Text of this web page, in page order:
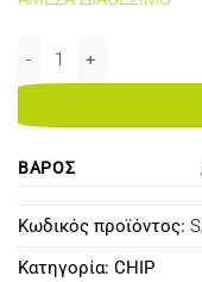
SAMSUNG CLP310/
ΒΆΡΟΣ
Κωδικός προϊόντος:
Κατηγορία: CHIP